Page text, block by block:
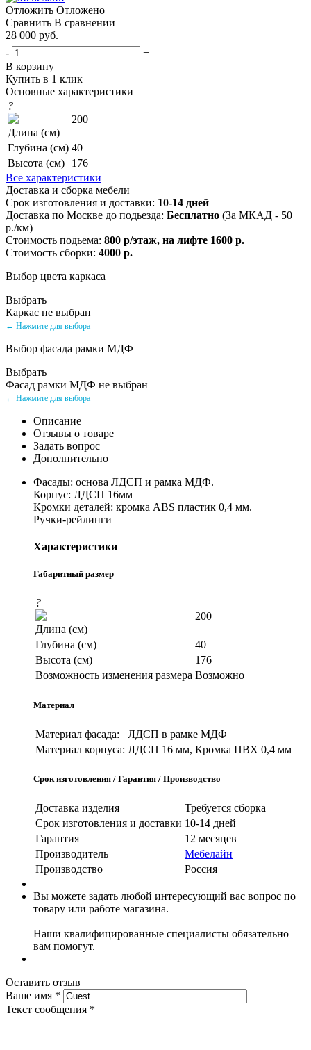
Отложить Отложено
Сравнить В сравнении
28 000 руб.
-
+
В корзину
Купить в 1 клик
Основные характеристики
?
Длина (см)
200
Глубина (см) 40
Высота (см)
176
Все характеристики
Доставка и сборка мебели
Срок изготовления и доставки: 10-14 дней
Доставка по Москве до подьезда: Бесплатно (За МКАД - 50
р./км)
Стоимость подьема: 800 р/этаж, на лифте 1600 р.
Стоимость сборки: 4000 р.
Выбор цвета каркаса
Выбрать
Каркас не выбран
← Нажмите для выбора
Выбор фасада рамки МДФ
Выбрать
Фасад рамки МДФ не выбран
← Нажмите для выбора
Описание
Отзывы о товаре
Задать вопрос
Дополнительно
Фасады: основа ЛДСП и рамка МДФ.
Корпус: ЛДСП 16мм
Кромки деталей: кромка ABS пластик 0,4 мм.
Ручки-рейлинги
Характеристики
Габаритный размер
?
Длина (см)
200
Глубина (см)
40
Высота (см)
176
Возможность изменения размера Возможно
Материал
Материал фасада:
ЛДСП в рамке МДФ
Материал корпуса: ЛДСП 16 мм, Кромка ПВХ 0,4 мм
Срок изготовления / Гарантия / Производство
Доставка изделия
Требуется сборка
Срок изготовления и доставки 10-14 дней
Гарантия
12 месяцев
Производитель
Мебелайн
Производство
Россия
Вы можете задать любой интересующий вас вопрос по
товару или работе магазина.
Наши квалифицированные специалисты обязательно
вам помогут.
Оставить отзыв
Ваше имя *
Текст сообщения *